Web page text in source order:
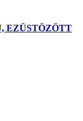
EZÜSTÖZÖTT